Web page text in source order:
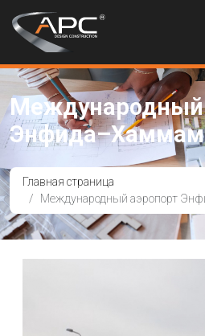
Международный
Главная страница
Международный аэропорт